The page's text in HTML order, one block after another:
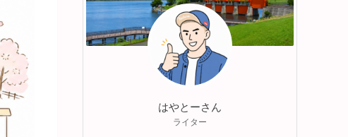
はやとーさん
ライター